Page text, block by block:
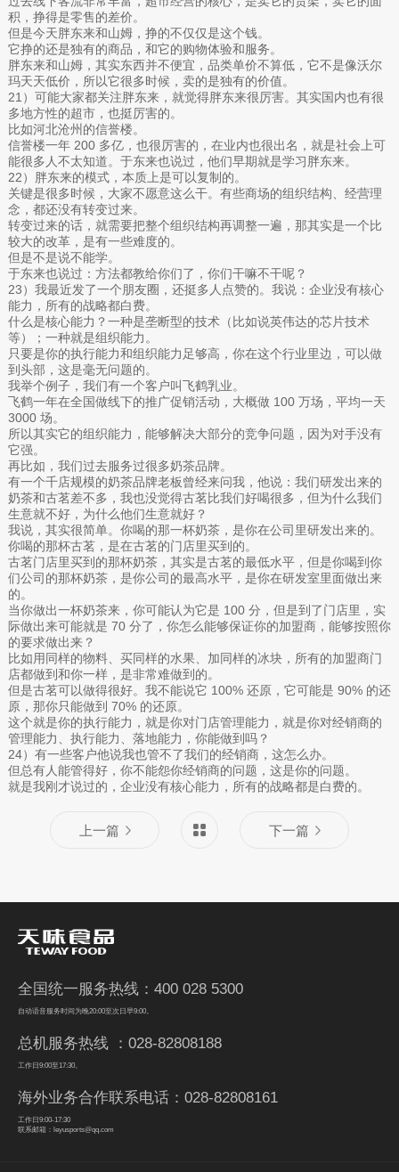
积，挣得是零售的差价。
但是今天胖东来和山姆，挣的不仅仅是这个钱。
它挣的还是独有的商品，和它的购物体验和服务。
胖东来和山姆，其实东西并不便宜，品类单价不算低，它不是像沃尔
玛天天低价，所以它很多时候，卖的是独有的价值。
21）可能大家都关注胖东来，就觉得胖东来很厉害。其实国内也有很
多地方性的超市，也挺厉害的。
比如河北沧州的信誉楼。
信誉楼一年 200 多亿，也很厉害的，在业内也很出名，就是社会上可
能很多人不太知道。于东来也说过，他们早期就是学习胖东来。
22）胖东来的模式，本质上是可以复制的。
关键是很多时候，大家不愿意这么干。有些商场的组织结构、经营理
念，都还没有转变过来。
转变过来的话，就需要把整个组织结构再调整一遍，那其实是一个比
较大的改革，是有一些难度的。
但是不是说不能学。
于东来也说过：方法都教给你们了，你们干嘛不干呢？
23）我最近发了一个朋友圈，还挺多人点赞的。我说：企业没有核心
能力，所有的战略都白费。
什么是核心能力？一种是垄断型的技术（比如说英伟达的芯片技术
等）；一种就是组织能力。
只要是你的执行能力和组织能力足够高，你在这个行业里边，可以做
到头部，这是毫无问题的。
我举个例子，我们有一个客户叫飞鹤乳业。
飞鹤一年在全国做线下的推广促销活动，大概做 100 万场，平均一天
3000 场。
所以其实它的组织能力，能够解决大部分的竞争问题，因为对手没有
它强。
再比如，我们过去服务过很多奶茶品牌。
有一个千店规模的奶茶品牌老板曾经来问我，他说：我们研发出来的
奶茶和古茗差不多，我也没觉得古茗比我们好喝很多，但为什么我们
生意就不好，为什么他们生意就好？
我说，其实很简单。你喝的那一杯奶茶，是你在公司里研发出来的。
你喝的那杯古茗，是在古茗的门店里买到的。
古茗门店里买到的那杯奶茶，其实是古茗的最低水平，但是你喝到你
们公司的那杯奶茶，是你公司的最高水平，是你在研发室里面做出来
的。
当你做出一杯奶茶来，你可能认为它是 100 分，但是到了门店里，实
际做出来可能就是 70 分了，你怎么能够保证你的加盟商，能够按照你
的要求做出来？
比如用同样的物料、买同样的水果、加同样的冰块，所有的加盟商门
店都做到和你一样，是非常难做到的。
但是古茗可以做得很好。我不能说它 100% 还原，它可能是 90% 的还
原，那你只能做到 70% 的还原。
这个就是你的执行能力，就是你对门店管理能力，就是你对经销商的
管理能力、执行能力、落地能力，你能做到吗？
24）有一些客户他说我也管不了我们的经销商，这怎么办。
但总有人能管得好，你不能怨你经销商的问题，这是你的问题。
就是我刚才说过的，企业没有核心能力，所有的战略都是白费的。
上一篇 下一篇
全国统一服务热线：400 028 5300
自动语音服务时间为晚20:00至次日早9:00。
总机服务热线 ：028-82808188
工作日9:00至17:30。
海外业务合作联系电话：028-82808161
工作日9:00-17:30
联系邮箱：leyusports@qq.com